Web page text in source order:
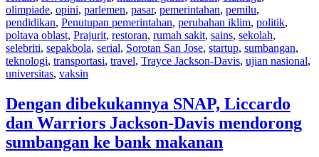
olimpiade, opini, parlemen, pasar, pemerintahan, pemilu,
pendidikan, Penutupan pemerintahan, perubahan iklim, politik,
poltava oblast, Prajurit, restoran, rumah sakit, sains, sekolah,
selebriti, sepakbola, serial, Sorotan San Jose, startup, sumbangan,
teknologi, transportasi, travel, Trayce Jackson-Davis, ujian nasional,
universitas, vaksin
Dengan dibekukannya SNAP, Liccardo
dan Warriors Jackson-Davis mendorong
sumbangan ke bank makanan